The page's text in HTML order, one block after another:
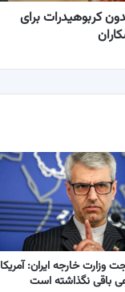
کربوهیدرات برای
وزارت خارجه ایران: آمریکا
باقی نگذاشته است